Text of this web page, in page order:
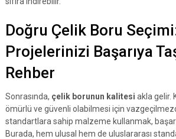
Doğru Çelik Boru
Projelerinizi Başarıya
Rehber
Sonrasında, çelik borunun kalitesi akla gelir.
ömürlü ve güvenli olabilmesi için
standartlara sahip malzeme kullanmak,
Burada, hem ulusal hem de uluslararası